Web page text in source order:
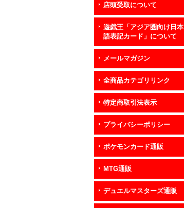
店頭受取について
遊戯王「アジア圏向け日本
語表記カード」について
メールマガジン
全商品カテゴリリンク
特定商取引法表示
プライバシーポリシー
ポケモンカード通販
MTG通販
デュエルマスターズ通販